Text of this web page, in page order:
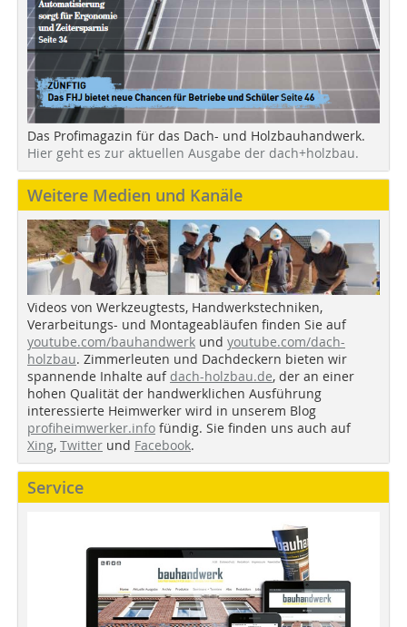
Das Profimagazin für das Dach- und Holzbauhandwerk.
Hier geht es zur aktuellen Ausgabe der dach+holzbau.
Weitere Medien und Kanäle
Videos von Werkzeugtests, Handwerkstechniken,
Verarbeitungs- und Montageabläufen finden Sie auf
youtube.com/bauhandwerk und youtube.com/dach-
holzbau. Zimmerleuten und Dachdeckern bieten wir
spannende Inhalte auf dach-holzbau.de, der an einer
hohen Qualität der handwerklichen Ausführung
interessierte Heimwerker wird in unserem Blog
profiheimwerker.info fündig. Sie finden uns auch auf
Xing, Twitter und Facebook.
Service